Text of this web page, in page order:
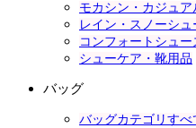
モカシン・カジュ
レイン・スノーシュ
コンフォートシュー
シューケア・靴用品
バッグ
バッグカテゴリすべ